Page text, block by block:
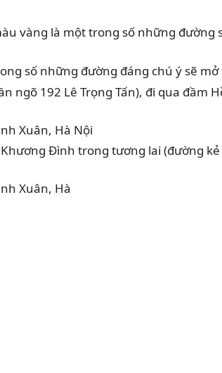
vàng là một trong số những đường
số những đường đáng chú ý sẽ
ngõ 192 Lê Trọng Tấn), đi qua
Đình trong tương lai (đường